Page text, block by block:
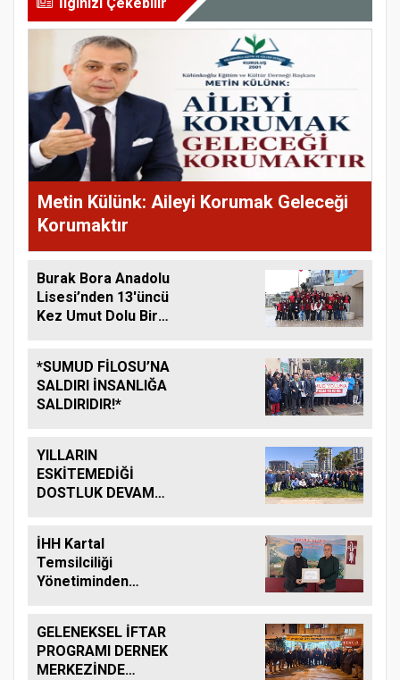
Metin Külünk: Aileyi Korumak Geleceği
Korumaktır
Burak Bora Anadolu
Lisesi’nden 13'üncü
Kez Umut Dolu Bir
*SUMUD FİLOSU’NA
SALDIRI İNSANLIĞA
SALDIRIDIR!*
YILLARIN
ESKİTEMEDİĞİ
DOSTLUK DEVAM
İHH Kartal
Temsilciliği
Yönetiminden
GELENEKSEL İFTAR
PROGRAMI DERNEK
MERKEZİNDE